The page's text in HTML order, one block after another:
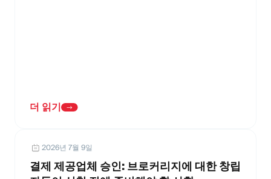
더 읽기
2026년 7월 9일
결제 제공업체 승인: 브로커리지에 대한 창립